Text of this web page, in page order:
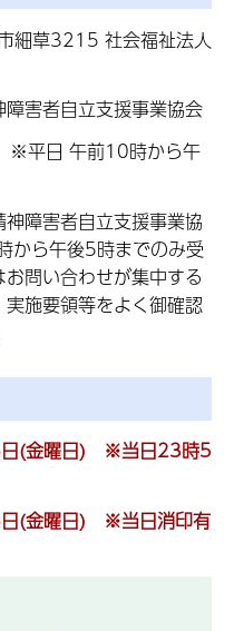
細草3215 社会福祉法人
害者自立支援事業協会
日 午前10時から午
障害者自立支援事業協
から午後5時までのみ受
問い合わせが集中する
施要領等をよく御確認
日(金曜日) ※当日23時5
(金曜日) ※当日消印有